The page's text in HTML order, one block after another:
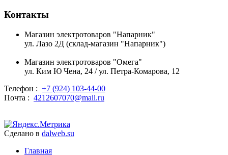
Контакты
Магазин электротоваров "Напарник"
ул. Лазо 2Д (склад-магазин "Напарник")
Магазин электротоваров "Омега"
ул. Ким Ю Чена, 24 / ул. Петра-Комарова, 12
Телефон : +7 (924) 103-44-00
Почта : 4212607070@mail.ru
Сделано в dalweb.su
Главная